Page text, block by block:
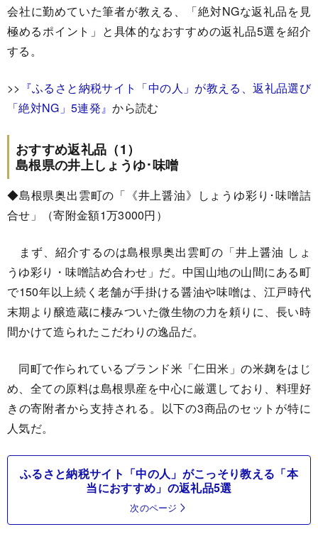
会社に勤めていた筆者が教える、「絶対NGな返礼品を見
極めるポイント」と具体的なおすすめの返礼品5選を紹介
する。
>> 『ふるさと納税サイト「中の人」が教える、返礼品選び
「絶対NG」5連発』から読む
おすすめ返礼品（1）
島根県の井上しょうゆ･味噌
◆島根県奥出雲町の「《井上醤油》しょうゆ彩り･味噌詰
合せ」（寄附金額1万3000円）
まず、紹介するのは島根県奥出雲町の「井上醤油 しょ
うゆ彩り・味噌詰め合わせ」だ。中国山地の山間にある町
で150年以上続く老舗が手掛ける醤油や味噌は、江戸時代
末期より醸造蔵に棲みついた微生物の力を頼りに、長い時
間かけて造られたこだわりの逸品だ。
同町で作られているブランド米「仁田米」の米麹をはじ
め、全ての原料は島根県産を中心に厳選しており、料理好
きの寄附者から支持される。以下の3商品のセットが特に
人気だ。
ふるさと納税サイト「中の人」がこっそり教える「本
当におすすめ」の返礼品5選
次のページ